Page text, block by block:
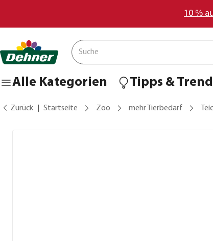
10 %
Alle Kategorien Tipps &
Zurück Startseite Zoo mehr Tierbedarf